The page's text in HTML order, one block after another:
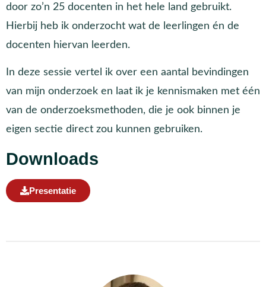
door zo’n 25 docenten in het hele land gebruikt.
Hierbij heb ik onderzocht wat de leerlingen én de
docenten hiervan leerden.
In deze sessie vertel ik over een aantal bevindingen
van mijn onderzoek en laat ik je kennismaken met één
van de onderzoeksmethoden, die je ook binnen je
eigen sectie direct zou kunnen gebruiken.
Downloads
Presentatie